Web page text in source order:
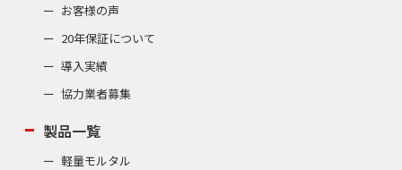
お客様の声
20年保証について
導入実績
協力業者募集
製品一覧
軽量モルタル